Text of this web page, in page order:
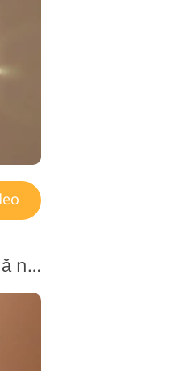
Suprapunere video cu scurgeri de lumină nr. 12 "Tenderness"